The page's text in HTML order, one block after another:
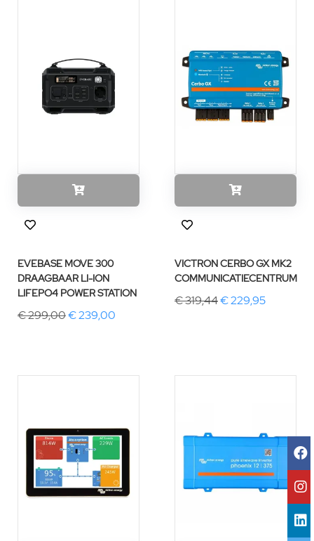
EVEBASE MOVE 300
DRAAGBAAR LI-ION
LIFEPO4 POWER STATION
€ 299,00€ 239,00
VICTRON CERBO GX MK2
COMMUNICATIECENTRUM
€ 319,44€ 229,95